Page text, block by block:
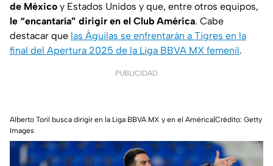
de México y Estados Unidos y que, entre otros equipos,
le “encantaría” dirigir en el Club América. Cabe
destacar que las Águilas se enfrentarán a Tigres en la
final del Apertura 2025 de la Liga BBVA MX femenil.
PUBLICIDAD
Alberto Toril busca dirigir en la Liga BBVA MX y en el América|Crédito: Getty
Images